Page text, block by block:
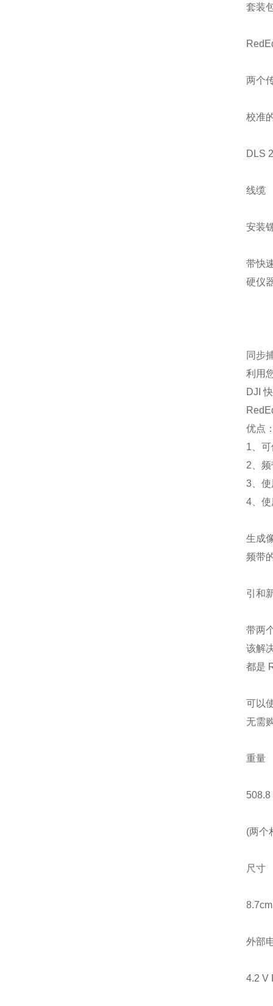
套装
两个
校准
DLS
线缆
安装
带快
硬仪
同步
利用
DJI
优点
1、
2、
3、
4、
生成
频带
引和
带两
该解
都是
可以
无需
重量
508.8
(两个
尺寸
外部
4.2 V